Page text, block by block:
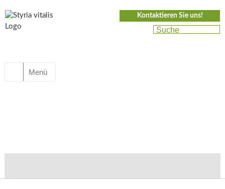
Kontaktieren Sie uns!
Menü